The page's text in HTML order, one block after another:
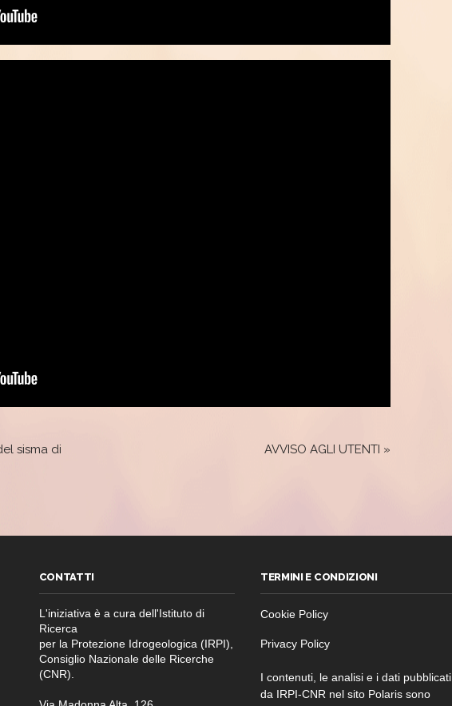
sisma di
AVVISO AGLI UTENTI »
CONTATTI
L'iniziativa è a cura dell'Istituto di
Ricerca
per la Protezione Idrogeologica (IRPI),
Consiglio Nazionale delle Ricerche
(CNR).
TERMINI E CONDIZIONI
Cookie Policy
Privacy Policy
I contenuti, le analisi e i dati pubblicati
da IRPI-CNR nel sito Polaris sono